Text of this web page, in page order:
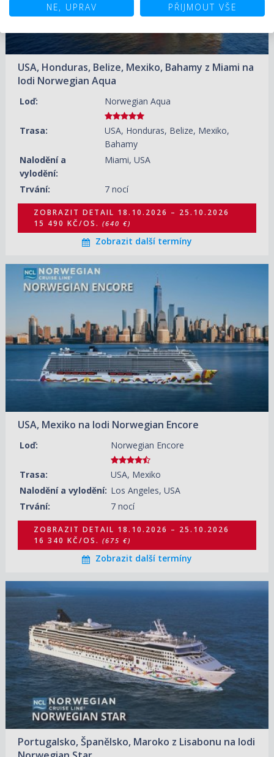
USA, Honduras, Belize, Mexiko, Bahamy z Miami na
lodi Norwegian Aqua
Loď: Norwegian Aqua
Trasa:
USA, Honduras, Belize, Mexiko,
Bahamy
Nalodění a
vylodění:
Miami, USA
Trvání: 7 nocí
ZOBRAZIT DETAIL 18.10.2026 – 25.10.2026
15 490 KČ/OS. (640 €)
Zobrazit další termíny
USA, Mexiko na lodi Norwegian Encore
Loď: Norwegian Encore
Trasa:
USA, Mexiko
Nalodění a vylodění: Los Angeles, USA
Trvání:
7 nocí
ZOBRAZIT DETAIL
18.10.2026 – 25.10.2026
(675 €)
ZOBRAZIT DETAIL
25.10.2026 – 01.11.2026
12 830 KČ/OS.
(530 €)
ZOBRAZIT DETAIL
01.11.2026 – 08.11.2026
12 830 KČ/OS.
(530 €)
ZOBRAZIT DETAIL
08.11.2026 – 15.11.2026
ZOBRAZIT DETAIL
15.11.2026 – 22.11.2026
22.11.2026 – 29.11.2026
(665 €)
ZOBRAZIT DETAIL
29.11.2026 – 06.12.2026
ZOBRAZIT DETAIL 18.10.2026 – 25.10.2026
16 340 KČ/OS. (675 €)
Zobrazit další termíny
Portugalsko, Španělsko, Maroko z Lisabonu na lodi
NE, UPRAV PŘIJMOUT VŠE